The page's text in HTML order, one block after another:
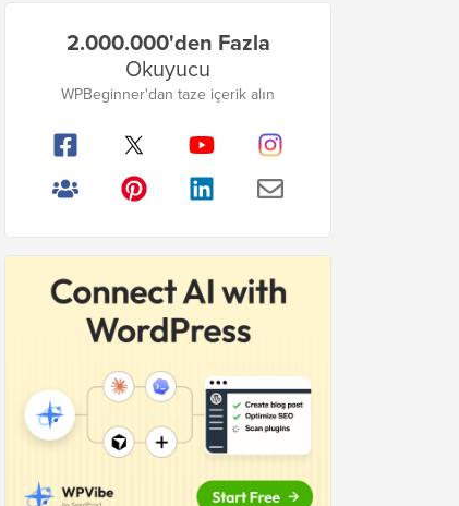
Kenar
Çubuğu
2.000.000'den Fazla
Okuyucu
WPBeginner'dan taze içerik alın